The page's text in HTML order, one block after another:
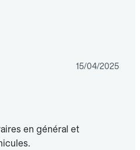
15/04/2025
en général et